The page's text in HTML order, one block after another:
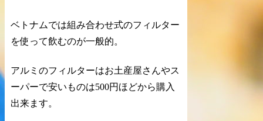
ベトナムでは組み合わせ式のフィルター
を使って飲むのが一般的。
アルミのフィルターはお土産屋さんやス
ーパーで安いものは500円ほどから購入
出来ます。